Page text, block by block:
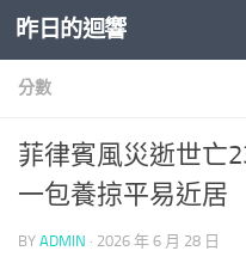
Skip to content
昨日的迴響
分數
菲律賓風災逝世亡
一包養掠平易近居
BY ADMIN · 2026 年 6 月 28 日